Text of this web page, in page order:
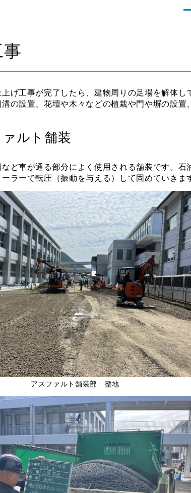
げ工事が完了したら、建物周りの足場を解体
の設置、花壇や木々などの植栽や門や塀の設
ルト舗装
ど車が通る部分によく使用される舗装です。
ラーで転圧（振動を与える）して固めていきま
アスファルト舗装部 整地